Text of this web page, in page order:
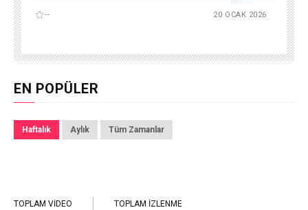
-- 20 OCAK 2026
EN POPÜLER
Haftalık Aylık Tüm Zamanlar
TOPLAM VIDEO TOPLAM İZLENME